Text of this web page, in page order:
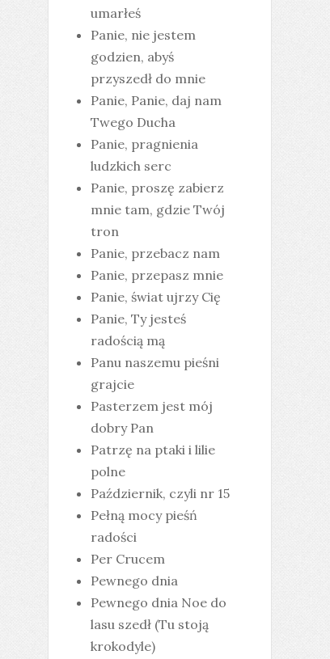
umarłeś
Panie, nie jestem
godzien, abyś
przyszedł do mnie
Panie, Panie, daj nam
Twego Ducha
Panie, pragnienia
ludzkich serc
Panie, proszę zabierz
mnie tam, gdzie Twój
tron
Panie, przebacz nam
Panie, przepasz mnie
Panie, świat ujrzy Cię
Panie, Ty jesteś
radością mą
Panu naszemu pieśni
grajcie
Pasterzem jest mój
dobry Pan
Patrzę na ptaki i lilie
polne
Październik, czyli nr 15
Pełną mocy pieśń
radości
Per Crucem
Pewnego dnia
Pewnego dnia Noe do
lasu szedł (Tu stoją
krokodyle)